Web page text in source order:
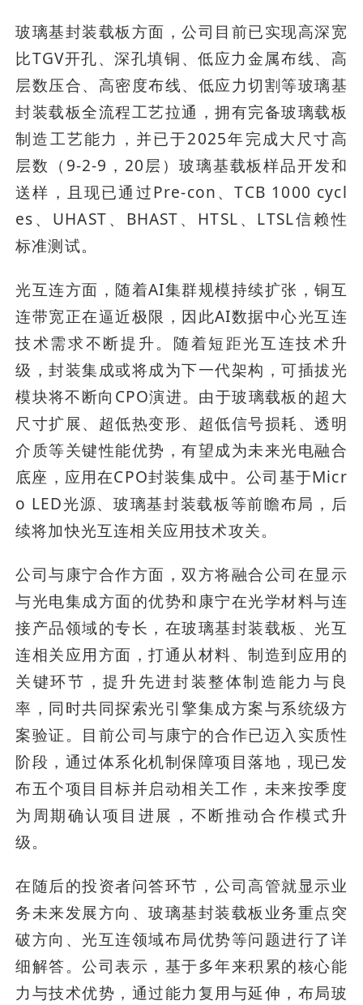
玻璃基封装载板方面，公司目前已实现高深宽
比TGV开孔、深孔填铜、低应力金属布线、高
层数压合、高密度布线、低应力切割等玻璃基
封装载板全流程工艺拉通，拥有完备玻璃载板
制造工艺能力，并已于2025年完成大尺寸高
层数（9-2-9，20层）玻璃基载板样品开发和
送样，且现已通过Pre-con、TCB 1000 cycl
es、UHAST、BHAST、HTSL、LTSL信赖性
标准测试。
光互连方面，随着AI集群规模持续扩张，铜互
连带宽正在逼近极限，因此AI数据中心光互连
技术需求不断提升。随着短距光互连技术升
级，封装集成或将成为下一代架构，可插拔光
模块将不断向CPO演进。由于玻璃载板的超大
尺寸扩展、超低热变形、超低信号损耗、透明
介质等关键性能优势，有望成为未来光电融合
底座，应用在CPO封装集成中。公司基于Micr
o LED光源、玻璃基封装载板等前瞻布局，后
续将加快光互连相关应用技术攻关。
公司与康宁合作方面，双方将融合公司在显示
与光电集成方面的优势和康宁在光学材料与连
接产品领域的专长，在玻璃基封装载板、光互
连相关应用方面，打通从材料、制造到应用的
关键环节，提升先进封装整体制造能力与良
率，同时共同探索光引擎集成方案与系统级方
案验证。目前公司与康宁的合作已迈入实质性
阶段，通过体系化机制保障项目落地，现已发
布五个项目目标并启动相关工作，未来按季度
为周期确认项目进展，不断推动合作模式升
级。
在随后的投资者问答环节，公司高管就显示业
务未来发展方向、玻璃基封装载板业务重点突
破方向、光互连领域布局优势等问题进行了详
细解答。公司表示，基于多年来积累的核心能
力与技术优势，通过能力复用与延伸，布局玻